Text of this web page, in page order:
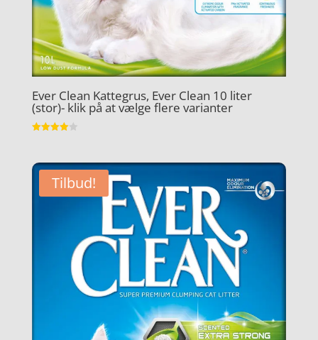
Ever Clean Kattegrus, Ever Clean 10 liter
(stor)- klik på at vælge flere varianter
Tilbud!